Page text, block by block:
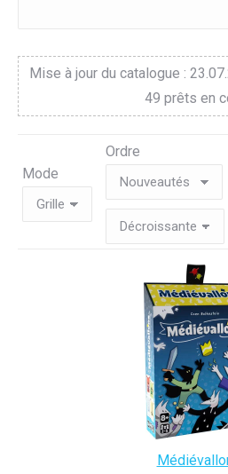
Mise à jour du catalogue :
49 prêts en
Mode
Ordre